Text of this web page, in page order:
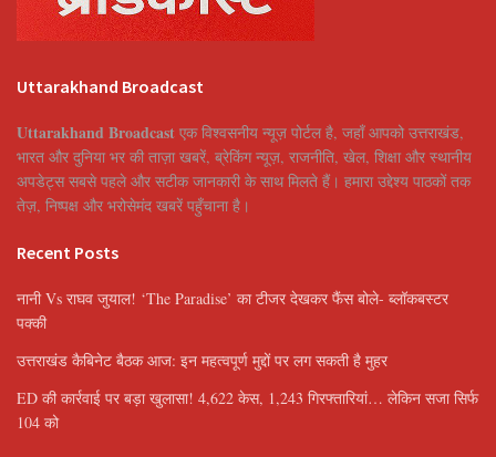
Uttarakhand Broadcast
Uttarakhand Broadcast एक विश्वसनीय न्यूज़ पोर्टल है, जहाँ आपको उत्तराखंड,
भारत और दुनिया भर की ताज़ा खबरें, ब्रेकिंग न्यूज़, राजनीति, खेल, शिक्षा और स्थानीय
अपडेट्स सबसे पहले और सटीक जानकारी के साथ मिलते हैं। हमारा उद्देश्य पाठकों तक
तेज़, निष्पक्ष और भरोसेमंद खबरें पहुँचाना है।
Recent Posts
नानी Vs राघव जुयाल! ‘The Paradise’ का टीजर देखकर फैंस बोले- ब्लॉकबस्टर
पक्की
उत्तराखंड कैबिनेट बैठक आज: इन महत्वपूर्ण मुद्दों पर लग सकती है मुहर
ED की कार्रवाई पर बड़ा खुलासा! 4,622 केस, 1,243 गिरफ्तारियां… लेकिन सजा सिर्फ
104 को